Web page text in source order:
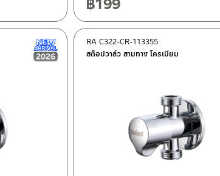
New Arrival สินค้าใหม่ ปี 2026
สต็อปวาล์ว สามทาง โครเมียม
RA C322-CR-113355